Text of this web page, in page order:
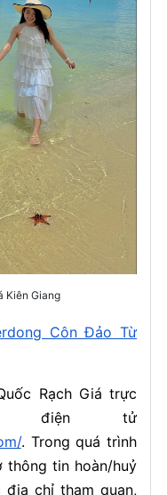
Kiên Giang
Côn Đảo Từ
Rạch Giá trực
điện tử
. Trong quá trình
thông tin hoàn/huỷ
chỉ tham quan,